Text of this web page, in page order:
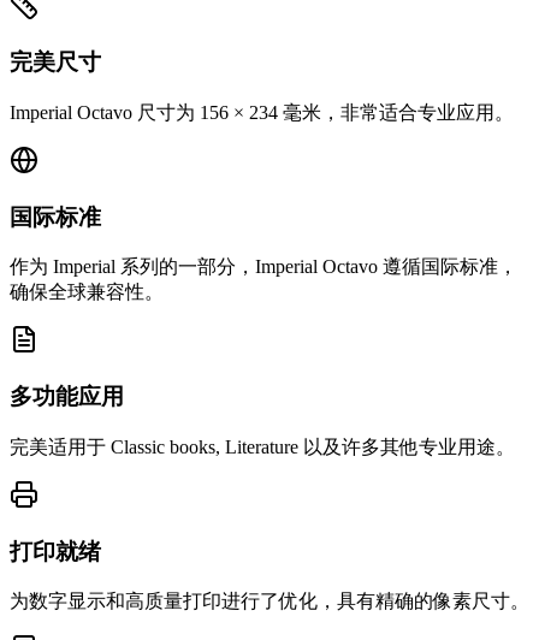
完美尺寸
Imperial Octavo 尺寸为 156 × 234 毫米，非常适合专业应用。
国际标准
作为 Imperial 系列的一部分，Imperial Octavo 遵循国际标准，
确保全球兼容性。
多功能应用
完美适用于 Classic books, Literature 以及许多其他专业用途。
打印就绪
为数字显示和高质量打印进行了优化，具有精确的像素尺寸。